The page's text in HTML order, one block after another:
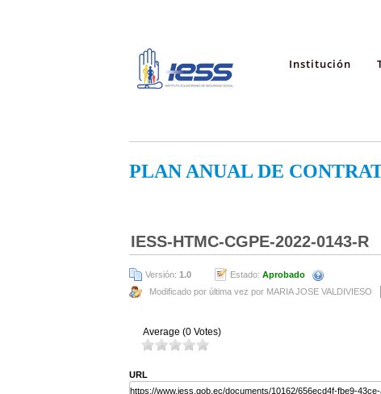
Institución
PLAN ANUAL DE
IESS-HTMC-CGPE-2022-0143-R
Versión: 1.0 Estado: Aprobado
Modificado por última vez por MARIA JOSE VALDIVIESO
Average (0 Votes)
URL